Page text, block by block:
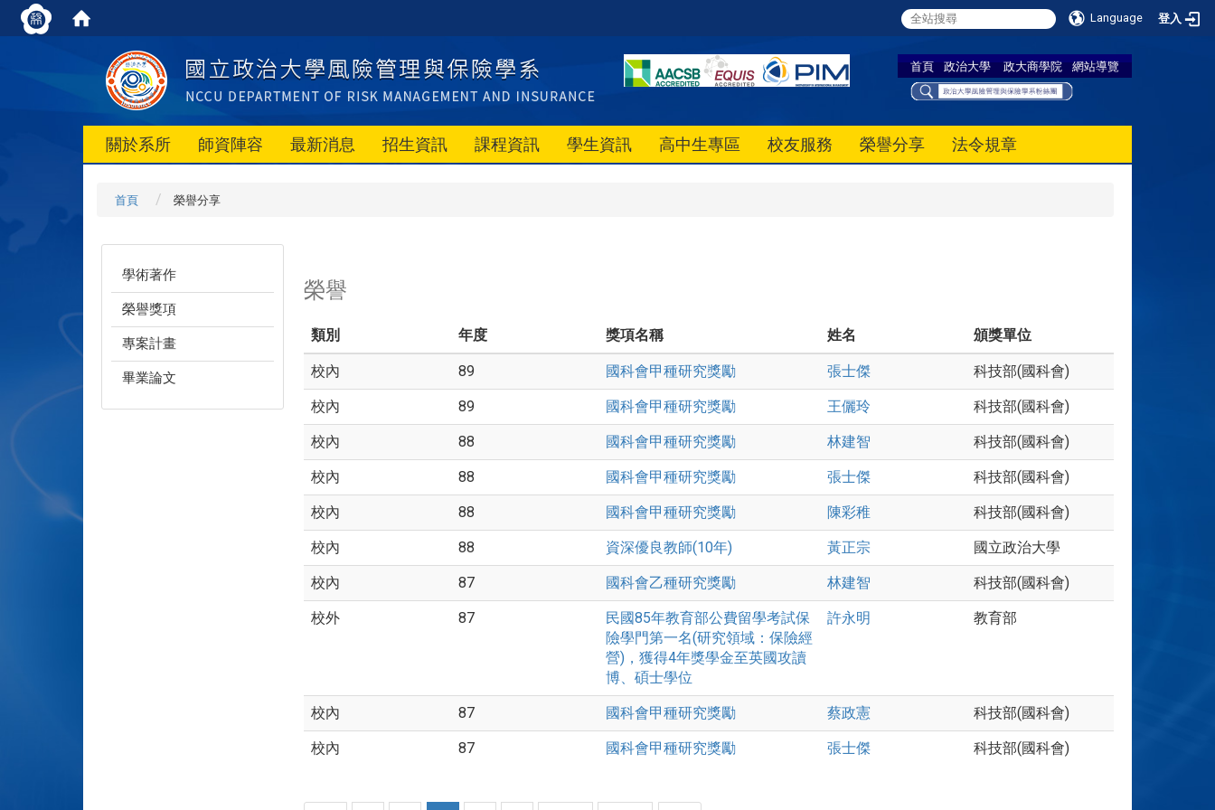
Language 登入
首頁 政治大學 政大商學院 網站導覽
關於系所 師資陣容 最新消息 招生資訊 課程資訊 學生資訊 高中生專區 校友服務 榮譽分享 法令規章
首頁 榮譽分享
學術著作
榮譽獎項
專案計畫
畢業論文
榮譽
類別 年度 獎項名稱 姓名 頒獎單位
校內 89 國科會甲種研究獎勵 張士傑 科技部(國科會)
校內 89 國科會甲種研究獎勵 王儷玲 科技部(國科會)
校內 88 國科會甲種研究獎勵 林建智 科技部(國科會)
校內 88 國科會甲種研究獎勵 張士傑 科技部(國科會)
校內 88 國科會甲種研究獎勵 陳彩稚 科技部(國科會)
校內 88 資深優良教師(10年) 黃正宗 國立政治大學
校內 87 國科會乙種研究獎勵 林建智 科技部(國科會)
校外 87
民國85年教育部公費留學考試保
險學門第一名(研究領域：保險經
營)，獲得4年獎學金至英國攻讀
博、碩士學位
許永明 教育部
校內 87 國科會甲種研究獎勵 蔡政憲 科技部(國科會)
校內 87 國科會甲種研究獎勵 張士傑 科技部(國科會)